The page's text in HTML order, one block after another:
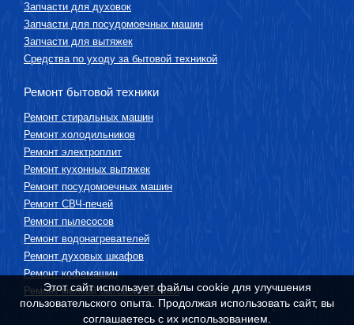
Запчасти для духовок
Запчасти для посудомоечных машин
Запчасти для вытяжек
Средства по уходу за бытовой техникой
Ремонт бытовой техники
Ремонт стиральных машин
Ремонт холодильников
Ремонт электроплит
Ремонт кухонных вытяжек
Ремонт посудомоечных машин
Ремонт СВЧ-печей
Ремонт пылесосов
Ремонт водонагревателей
Ремонт духовых шкафов
Ремонт кофемашин
Ремонт мелкой бытовой техники
Этот сайт использует файлы cookie для улучшения
пользовательского опыта. Продолжая использовать сайт, вы
соглашаетесь с их использованием.